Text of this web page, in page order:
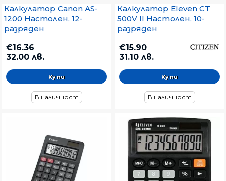
Калкулатор Canon АS-
1200 Настолен, 12-
разряден
€16.36
32.00 лв.
В наличност
Калкулатор Eleven CT
500V II Настолен, 10-
разряден
€15.90
31.10 лв.
В наличност